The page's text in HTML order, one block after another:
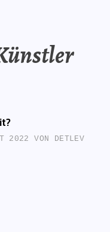
2022 VON DETLEV